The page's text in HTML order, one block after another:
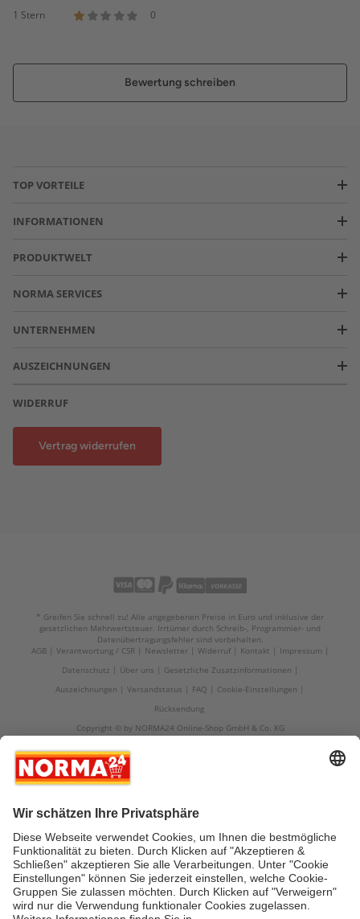
1 Stern
0
Bewertung schreiben
TOP VORTEILE
INFORMATIONEN
PRODUKTWELT
NORMA SERVICES
UNTERNEHMEN
AUSZEICHNUNGEN
WIDERRUF
Vertrag widerrufen
* Greifen Sie schnell zu! Alle angegebenen Preise in Euro und inklusive der
gesetzlichen Mehrwertsteuer. Irrtümer durch Schreib-, Programmier- und
Datenübertragungsfehler sind vorbehalten.
AGB
Verantwortung / CSR Newsletter Widerruf Kontakt
Impressum
Datenschutz
Über uns
Gesetzliche Zusatzinformationen
Auszeichnungen
Versandstatus FAQ
Cookie-Einstellungen
Rücksendung
Copyright © by NORMA24 Online-Shop GmbH & Co. KG